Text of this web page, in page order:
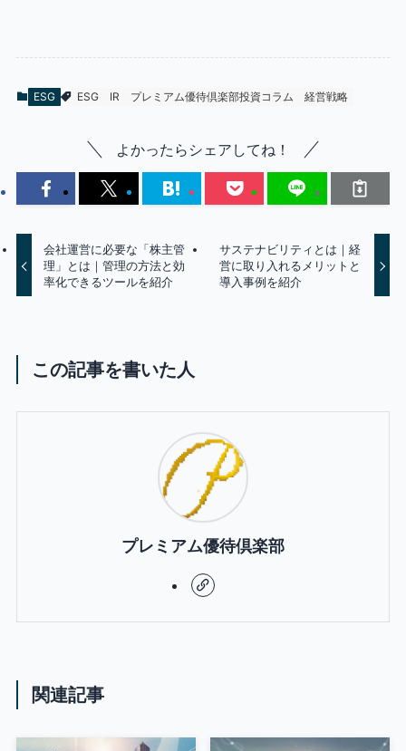
ESG ESG IR プレミアム優待倶楽部投資コラム 経営戦略
よかったらシェアしてね！
会社運営に必要な「株主管
理」とは｜管理の方法と効
率化できるツールを紹介
サステナビリティとは｜経
営に取り入れるメリットと
導入事例を紹介
この記事を書いた人
プレミアム優待倶楽部
関連記事